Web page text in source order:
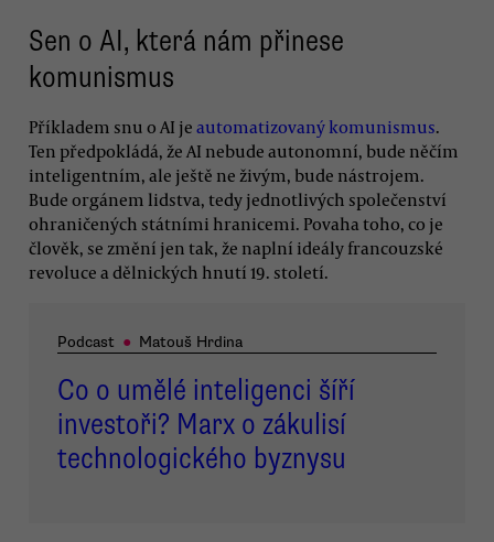
Sen o AI, která nám přinese
komunismus
Příkladem snu o AI je automatizovaný komunismus.
Ten předpokládá, že AI nebude autonomní, bude něčím
inteligentním, ale ještě ne živým, bude nástrojem.
Bude orgánem lidstva, tedy jednotlivých společenství
ohraničených státními hranicemi. Povaha toho, co je
člověk, se změní jen tak, že naplní ideály francouzské
revoluce a dělnických hnutí 19. století.
Podcast ● Matouš Hrdina
Co o umělé inteligenci šíří
investoři? Marx o zákulisí
technologického byznysu